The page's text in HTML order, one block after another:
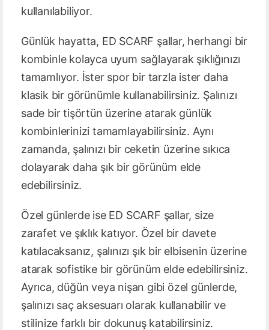
kullanılabiliyor.
Günlük hayatta, ED SCARF şallar, herhangi bir
kombinle kolayca uyum sağlayarak şıklığınızı
tamamlıyor. İster spor bir tarzla ister daha
klasik bir görünümle kullanabilirsiniz. Şalınızı
sade bir tişörtün üzerine atarak günlük
kombinlerinizi tamamlayabilirsiniz. Aynı
zamanda, şalınızı bir ceketin üzerine sıkıca
dolayarak daha şık bir görünüm elde
edebilirsiniz.
Özel günlerde ise ED SCARF şallar, size
zarafet ve şıklık katıyor. Özel bir davete
katılacaksanız, şalınızı şık bir elbisenin üzerine
atarak sofistike bir görünüm elde edebilirsiniz.
Ayrıca, düğün veya nişan gibi özel günlerde,
şalınızı saç aksesuarı olarak kullanabilir ve
stilinize farklı bir dokunuş katabilirsiniz.